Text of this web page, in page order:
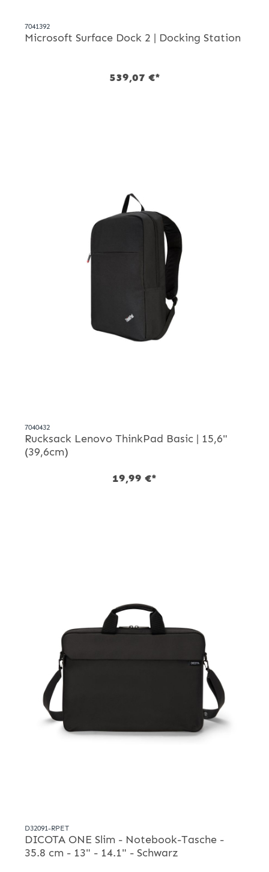
7041392
Microsoft Surface Dock 2 | Docking Station
539,07 €*
7040432
Rucksack Lenovo ThinkPad Basic | 15,6"
(39,6cm)
19,99 €*
D32091-RPET
DICOTA ONE Slim - Notebook-Tasche -
35.8 cm - 13" - 14.1" - Schwarz